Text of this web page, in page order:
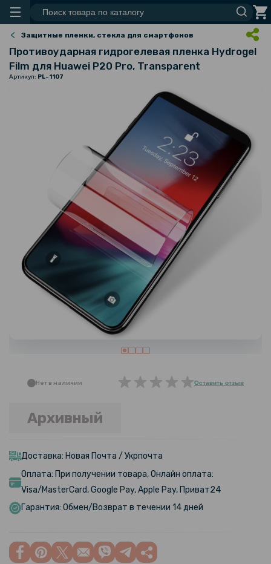
Защитные пленки, стекла для смартфонов
Противоударная гидрогелевая пленка Hydrogel
Film для Huawei P20 Pro, Transparent
Артикул: PL-1107
Нет в наличии Оставить отзыв
Архивный
Доставка: Новая Почта / Укрпочта
Оплата: При получении товара, Онлайн оплата:
Visa/MasterCard, Google Pay, Apple Pay, Приват24
Гарантия: Обмен/Возврат в течении 14 дней